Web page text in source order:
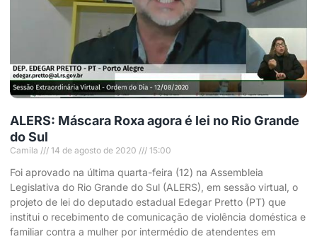
ALERS: Máscara Roxa agora é lei no Rio Grande
do Sul
Camila 14 de agosto de 2020 15:00
Foi aprovado na última quarta-feira (12) na Assembleia
Legislativa do Rio Grande do Sul (ALERS), em sessão virtual, o
projeto de lei do deputado estadual Edegar Pretto (PT) que
institui o recebimento de comunicação de violência doméstica e
familiar contra a mulher por intermédio de atendentes em